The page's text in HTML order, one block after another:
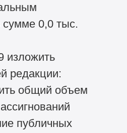
сумме 0,0 тыс.
изложить
редакции:
общий объем
публичных